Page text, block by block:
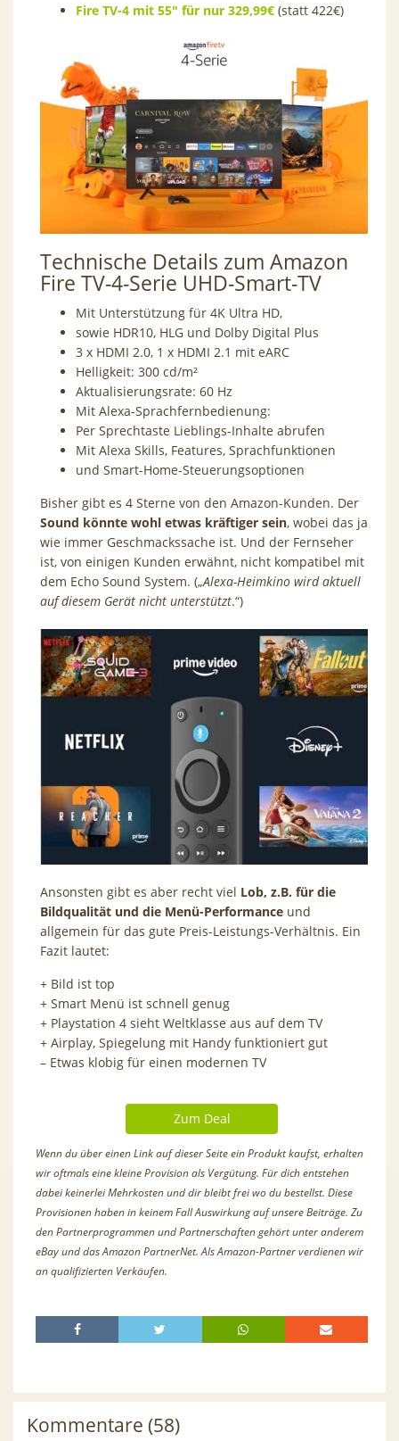
Fire TV-4 mit 55″ für nur 329,99€ (statt 422€)
Technische Details zum Amazon
Fire TV-4-Serie UHD-Smart-TV
Mit Unterstützung für 4K Ultra HD,
sowie HDR10, HLG und Dolby Digital Plus
3 x HDMI 2.0, 1 x HDMI 2.1 mit eARC
Helligkeit: 300 cd/m²
Aktualisierungsrate: 60 Hz
Mit Alexa-Sprachfernbedienung:
Per Sprechtaste Lieblings-Inhalte abrufen
Mit Alexa Skills, Features, Sprachfunktionen
und Smart-Home-Steuerungsoptionen
Bisher gibt es 4 Sterne von den Amazon-Kunden. Der
Sound könnte wohl etwas kräftiger sein, wobei das ja
wie immer Geschmackssache ist. Und der Fernseher
ist, von einigen Kunden erwähnt, nicht kompatibel mit
dem Echo Sound System. („Alexa-Heimkino wird aktuell
auf diesem Gerät nicht unterstützt.“)
Ansonsten gibt es aber recht viel Lob, z.B. für die
Bildqualität und die Menü-Performance und
allgemein für das gute Preis-Leistungs-Verhältnis. Ein
Fazit lautet:
+ Bild ist top
+ Smart Menü ist schnell genug
+ Playstation 4 sieht Weltklasse aus auf dem TV
+ Airplay, Spiegelung mit Handy funktioniert gut
– Etwas klobig für einen modernen TV
Zum Deal
Wenn du über einen Link auf dieser Seite ein Produkt kaufst, erhalten
wir oftmals eine kleine Provision als Vergütung. Für dich entstehen
dabei keinerlei Mehrkosten und dir bleibt frei wo du bestellst. Diese
Provisionen haben in keinem Fall Auswirkung auf unsere Beiträge. Zu
den Partnerprogrammen und Partnerschaften gehört unter anderem
eBay und das Amazon PartnerNet. Als Amazon-Partner verdienen wir
an qualifizierten Verkäufen.
Kommentare (58)